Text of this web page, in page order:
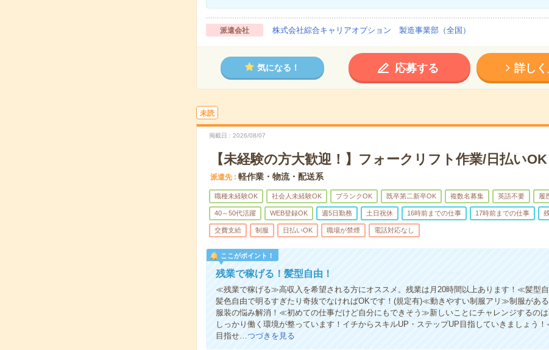
派遣会社 株式会社綜合キャリアオプション 製造事業部（全国）
気になる！ 応募する 詳し
未読
掲載日 2026/08/07
【未経験の方大歓迎！】フォークリフト作業/日払いOK
派遣先 軽作業・物流・配送系
職種未経験OK 社会人未経験OK ブランクOK 既卒第二新卒OK 複数名募集 英語不要 履
40～50代活躍 WEB登録OK 週5日勤務 土日祝休 16時前までの仕事 17時前までの仕事
交費支給 制服 日払いOK 職場が禁煙 電話対応なし
ここがポイント！
残業で稼げる！髪型自由！
≪残業で稼げる≫高収入を希望される方にオススメ。残業は月20時間以上あります！≪髪型
髪色自由で明るすぎたり奇抜でなければOKです！(規定有)≪動きやすい制服アリ≫制服があ
服装の悩み解消！≪初めての仕事だけど自分にもできそう≫新しいことにチャレンジするのは
しっかり働く環境が整っています！イチからスキルUP・ステップUP目指していきましょう
目指せ…つづきを見る